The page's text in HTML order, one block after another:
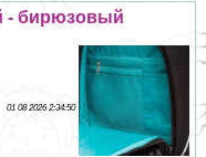
- бирюзовый
01 08 2026 2:34:50